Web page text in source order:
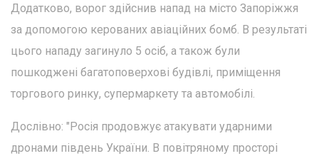
Додатково, ворог здійснив напад на місто Запоріжжя
за допомогою керованих авіаційних бомб. В результаті
цього нападу загинуло 5 осіб, а також були
пошкоджені багатоповерхові будівлі, приміщення
торгового ринку, супермаркету та автомобілі.
Дослівно: "Росія продовжує атакувати ударними
дронами південь України. В повітряному просторі